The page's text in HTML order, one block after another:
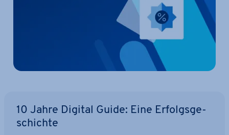
10 Jahre Digital Guide: Eine Er­folgs­ge­
schich­te